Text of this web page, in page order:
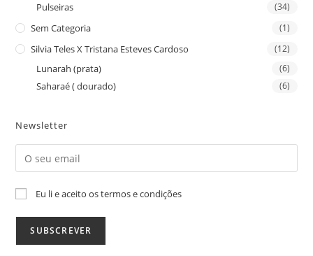
Pulseiras (34)
Sem Categoria (1)
Silvia Teles X Tristana Esteves Cardoso (12)
Lunarah (prata) (6)
Saharaé ( dourado) (6)
Newsletter
Eu li e aceito os termos e condições